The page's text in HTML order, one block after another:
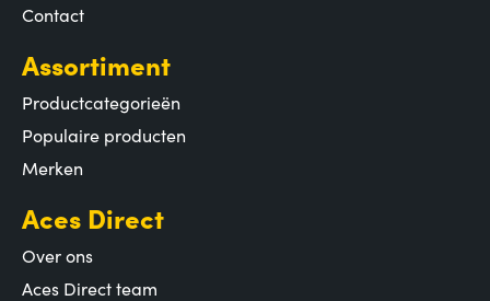
Contact
Assortiment
Productcategorieën
Populaire producten
Merken
Aces Direct
Over ons
Aces Direct team